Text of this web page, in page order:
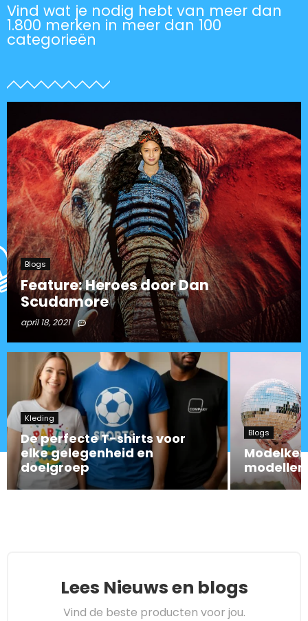
Vind wat je nodig hebt van meer dan
1.800 merken in meer dan 100
categorieën
Blogs
Feature: Heroes door Dan
Scudamore
april 18, 2021
Kleding
De perfecte T-shirts voor
elke gelegenheid en
doelgroep
Blogs
Lees Nieuws en blogs
Vind de beste producten voor jou.